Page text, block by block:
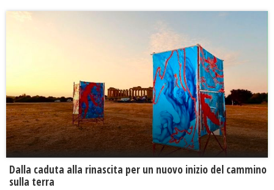
Dalla caduta alla rinascita per un nuovo inizio del cammino
sulla terra